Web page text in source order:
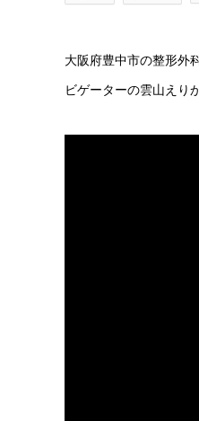
大阪府豊中市の整形外
ビゲーターの雲山えり